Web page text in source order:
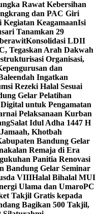
Rawat Kebersihan
dan PAC Giri
KeagamaanIsi
Tanamkan 29
Konsolidasi LDII
Tegaskan Arah Dakwah
Organisasi,
dan
Ingatkan
Rezeki Halal Sesuai
Gelar Pelatihan
untuk Pengamatan
Pelaksanaan Kurban
Salat Idul Adha 1447 H
Khotbah
Bandung Gelar
Remaja di Era
Panitia Renovasi
Bandung Gelar Seminar
VIIIHalal Bihalal MUI
Ulama dan UmaroPC
Takjil Gratis kepada
Bagikan 500 Takjil,